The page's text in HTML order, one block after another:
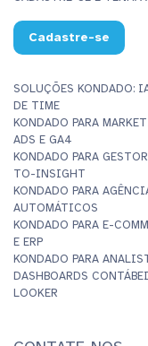
Cadastre-se
SOLUÇÕES KONDADO:
DE TIME
KONDADO PARA
ADS E GA4
KONDADO PARA
TO-INSIGHT
KONDADO PARA
AUTOMÁTICOS
KONDADO PARA E-
E ERP
KONDADO PARA
DASHBOARDS
LOOKER